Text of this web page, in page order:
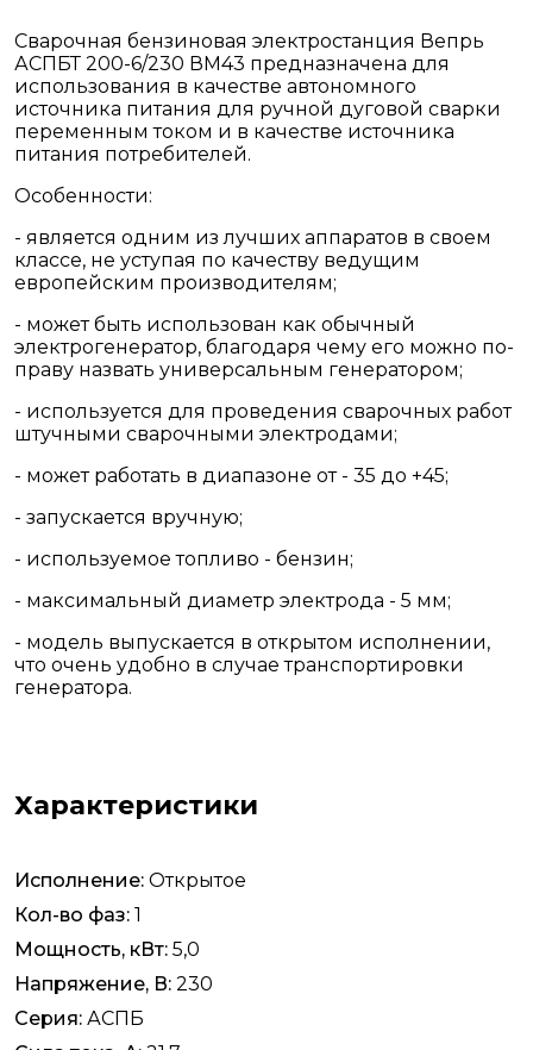
Сварочная бензиновая электростанция Вепрь
АСПБТ 200-6/230 ВМ43 предназначена для
использования в качестве автономного
источника питания для ручной дуговой сварки
переменным током и в качестве источника
питания потребителей.
Особенности:
- является одним из лучших аппаратов в своем
классе, не уступая по качеству ведущим
европейским производителям;
- может быть использован как обычный
электрогенератор, благодаря чему его можно по-
праву назвать универсальным генератором;
- используется для проведения сварочных работ
штучными сварочными электродами;
- может работать в диапазоне от - 35 до +45;
- запускается вручную;
- используемое топливо - бензин;
- максимальный диаметр электрода - 5 мм;
- модель выпускается в открытом исполнении,
что очень удобно в случае транспортировки
генератора.
Характеристики
Исполнение: Открытое
Кол-во фаз: 1
Мощность, кВт: 5,0
Напряжение, В: 230
Серия: АСПБ